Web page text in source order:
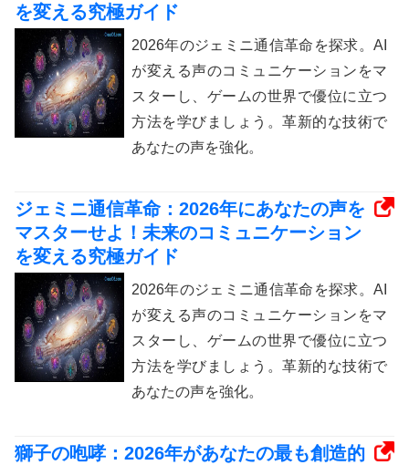
を変える究極ガイド
2026年のジェミニ通信革命を探求。AI
が変える声のコミュニケーションをマ
スターし、ゲームの世界で優位に立つ
方法を学びましょう。革新的な技術で
あなたの声を強化。
ジェミニ通信革命：2026年にあなたの声を
マスターせよ！未来のコミュニケーション
を変える究極ガイド
2026年のジェミニ通信革命を探求。AI
が変える声のコミュニケーションをマ
スターし、ゲームの世界で優位に立つ
方法を学びましょう。革新的な技術で
あなたの声を強化。
獅子の咆哮：2026年があなたの最も創造的